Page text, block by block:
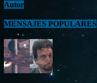
Autor
MENSAJES POPULARES